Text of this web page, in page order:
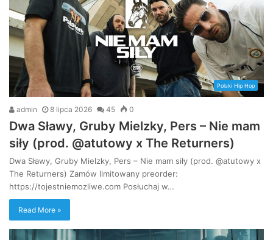
Polski Hip Hop
admin 8 lipca 2026 45 0
Dwa Sławy, Gruby Mielzky, Pers – Nie mam
siły (prod. @atutowy x The Returners)
Dwa Sławy, Gruby Mielzky, Pers – Nie mam siły (prod. @atutowy x
The Returners) Zamów limitowany preorder:
https://tojestniemozliwe.com Posłuchaj w…
Read More »